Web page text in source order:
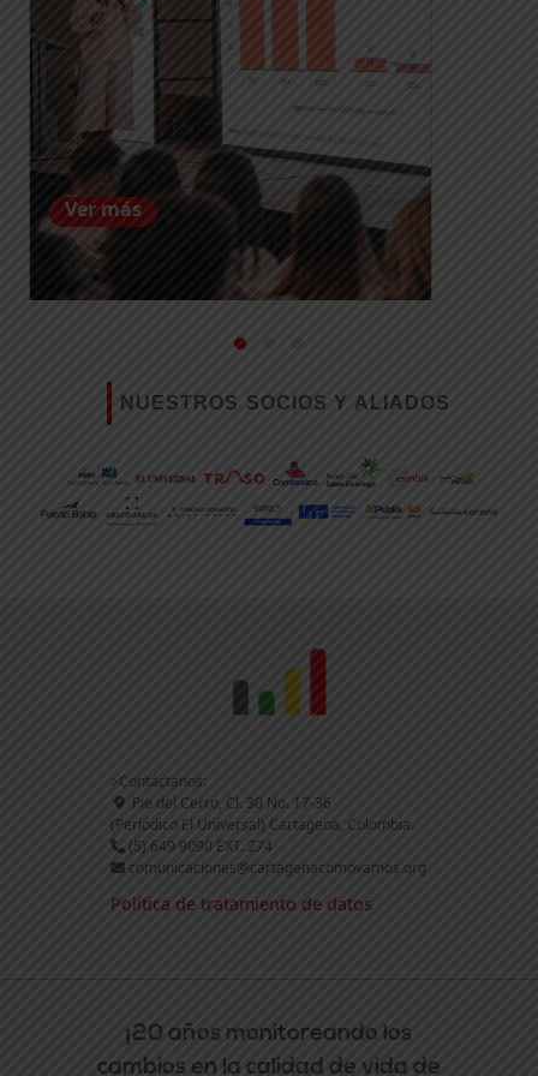
Ver más
NUESTROS SOCIOS Y ALIADOS
>Contáctanos:
Pie del Cerro, Cl. 30 No. 17-36
(Periódico El Universal) Cartagena, Colombia.
(5) 649 9090 EXT. 274
comunicaciones@cartagenacomovamos.org
Política de tratamiento de datos
¡20 años monitoreando los
cambios en la calidad de vida de